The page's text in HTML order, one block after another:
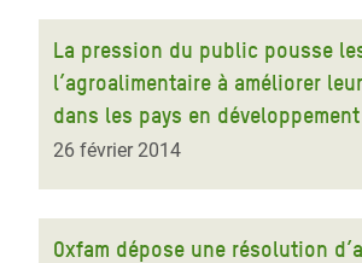
La pression du public pousse
l’agroalimentaire à améliorer
dans les pays en développement
26 février 2014
Oxfam dépose une résolution